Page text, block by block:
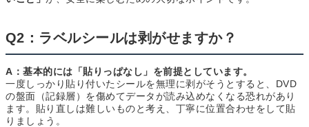
Q2：ラベルシールは剥がせますか？
A：基本的には「貼りっぱなし」を前提としています。
一度しっかり貼り付いたシールを無理に剥がそうとすると、DVD
の盤面（記録層）を傷めてデータが読み込めなくなる恐れがあり
ます。貼り直しは難しいものと考え、丁寧に位置合わせをして貼
りましょう。